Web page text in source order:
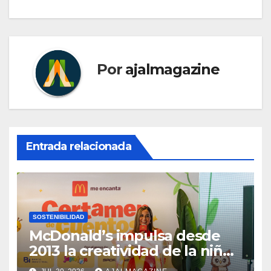
Por ajalmagazine
Entrada relacionada
SOSTENIBILIDAD
McDonald’s impulsa desde
2013 la creatividad de la niñez
guatemalteca a través de su